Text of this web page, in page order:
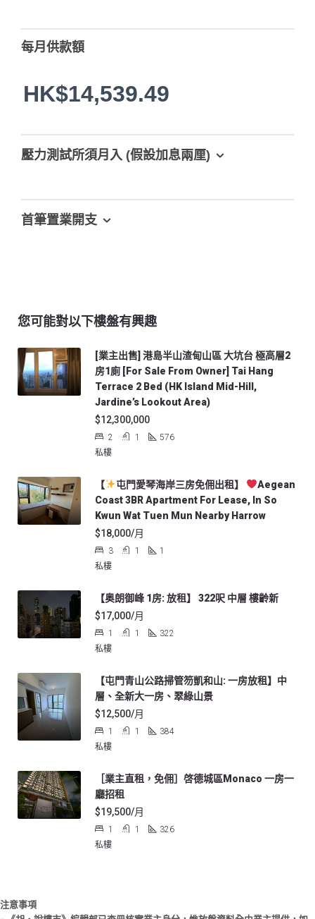
每月供款額
HK$14,539.49
壓力測試所須月入 (假設加息兩厘)
首筆置業開支
您可能對以下樓盤有興趣
[業主出售] 港島半山渣甸山區 大坑台 極高層2
房1廁 [For Sale From Owner] Tai Hang
Terrace 2 Bed (HK Island Mid-Hill,
Jardine’s Lookout Area)
$12,300,000
2 1
576
私樓
【 屯門愛琴海岸三房免佣出租】
Aegean
Coast 3BR Apartment For Lease, In So
Kwun Wat Tuen Mun Nearby Harrow
$18,000/月
3 1
1
私樓
【奥朗御峰 1房: 放租】 322呎 中層 樓齡新
$17,000/月
1 1
322
私樓
【屯門青山公路掃管笏凱和山: 一房放租】中
層、全新大一房、翠綠山景
$12,500/月
1 1
384
私樓
［業主直租，免佣］啓德城區Monaco 一房一
廳招租
$19,500/月
1 1
326
私樓
注意事項